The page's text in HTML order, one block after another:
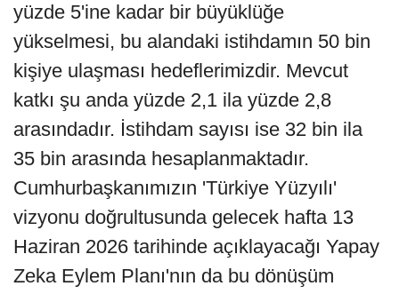
yüzde 5'ine kadar bir büyüklüğe
yükselmesi, bu alandaki istihdamın 50 bin
kişiye ulaşması hedeflerimizdir. Mevcut
katkı şu anda yüzde 2,1 ila yüzde 2,8
arasındadır. İstihdam sayısı ise 32 bin ila
35 bin arasında hesaplanmaktadır.
Cumhurbaşkanımızın 'Türkiye Yüzyılı'
vizyonu doğrultusunda gelecek hafta 13
Haziran 2026 tarihinde açıklayacağı Yapay
Zeka Eylem Planı'nın da bu dönüşüm